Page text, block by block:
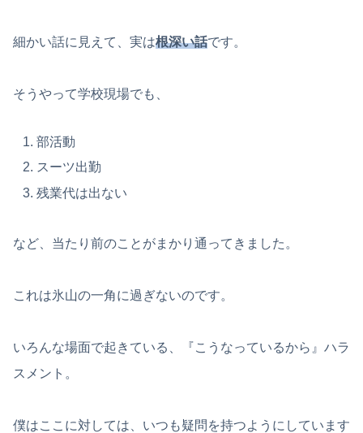
細かい話に見えて、実は根深い話です。
そうやって学校現場でも、
部活動
スーツ出勤
残業代は出ない
など、当たり前のことがまかり通ってきました。
これは氷山の一角に過ぎないのです。
いろんな場面で起きている、『こうなっているから』ハラ
スメント。
僕はここに対しては、いつも疑問を持つようにしています